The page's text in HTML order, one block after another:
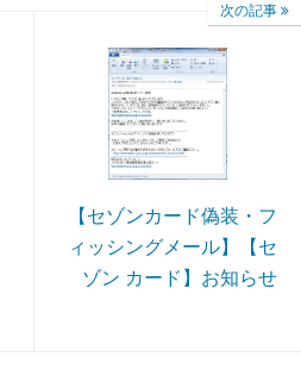
次の記事
【セゾンカード偽装・フ
ィッシングメール】【セ
ゾン カード】お知らせ